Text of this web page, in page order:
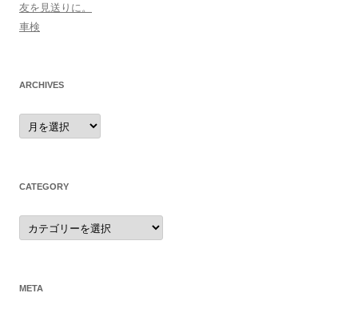
友を見送りに。
車検
ARCHIVES
archives
CATEGORY
category
META